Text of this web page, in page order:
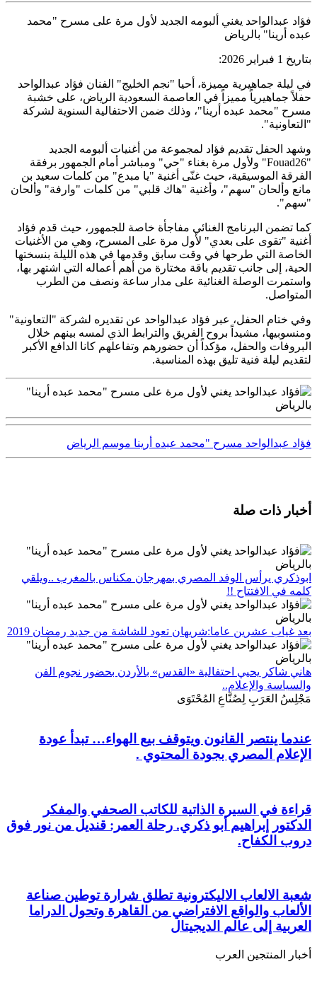
فؤاد عبدالواحد يغني ألبومه الجديد لأول مرة على مسرح "محمد
عبده أرينا" بالرياض
بتاريخ 1 فبراير 2026:
في ليلة جماهيرية مميزة، أحيا "نجم الخليج" الفنان فؤاد عبدالواحد
حفلاً جماهيرياً مميزاً في العاصمة السعودية الرياض، على خشبة
مسرح "محمد عبده أرينا"، وذلك ضمن الاحتفالية السنوية لشركة
"التعاونية".
وشهد الحفل تقديم فؤاد لمجموعة من أغنيات ألبومه الجديد
"Fouad26" ولأول مرة بغناء "حي" ومباشر أمام الجمهور برفقة
الفرقة الموسيقية، حيث غنّى أغنية "يا مبدع" من كلمات سعيد بن
مانع وألحان "سهم"، وأغنية "هاك قلبي" من كلمات "وارفة" وألحان
"سهم".
كما تضمن البرنامج الغنائي مفاجأة خاصة للجمهور، حيث قدم فؤاد
أغنية "تقوى على بعدي" لأول مرة على المسرح، وهي من الأغنيات
الخاصة التي طرحها في وقت سابق وقدمها في هذه الليلة بنسختها
الحية، إلى جانب تقديم باقة مختارة من أهم أعماله التي اشتهر بها،
واستمرت الوصلة الغنائية على مدار ساعة ونصف من الطرب
المتواصل.
وفي ختام الحفل، عبر فؤاد عبدالواحد عن تقديره لشركة "التعاونية"
ومنسوبيها، مشيداً بروح الفريق والترابط الذي لمسه بينهم خلال
البروفات والحفل، مؤكداً أن حضورهم وتفاعلهم كانا الدافع الأكبر
لتقديم ليلة فنية تليق بهذه المناسبة.
فؤاد عبدالواحد مسرح "محمد عبده أرينا موسم الرياض
أخبار ذات صلة
ابوذكري يرأس الوفد المصري بمهرجان مكناس بالمغرب ..ويلقي
كلمه في الافتتاح !!
بعد غياب عشرين عاما:شريهان تعود للشاشة من جديد رمضان 2019
هاني شاكر يحيي احتفالية «القدس» بالأردن بحضور نجوم الفن
والسياسة والإعلام..
مَجْلِسُ العَرَبِ لِصُنَّاعِ المُحْتَوَى
عندما ينتصر القانون ويتوقف بيع الهواء… تبدأ عودة
الإعلام المصري بجودة المحتوي .
قراءة في السيرة الذاتية للكاتب الصحفي والمفكر
الدكتور إبراهيم أبو ذكري. رحلة العمر: قنديل من نور فوق
دروب الكفاح.
شعبة الالعاب الاليكترونية تطلق شرارة توطين صناعة
الألعاب والواقع الافتراضي من القاهرة وتحول الدراما
العربية إلى عالم الديجيتال
أخبار المنتجين العرب